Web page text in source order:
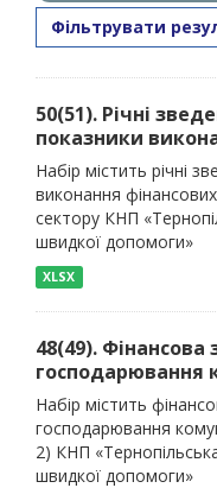
Фільтрувати
50(51). Річні
показники
Набір містить річні
виконання
сектору КНП
швидкої допомоги»
XLSX
48(49). Фінансова
господарювання
Набір містить
господарювання
2) КНП
швидкої допомоги»